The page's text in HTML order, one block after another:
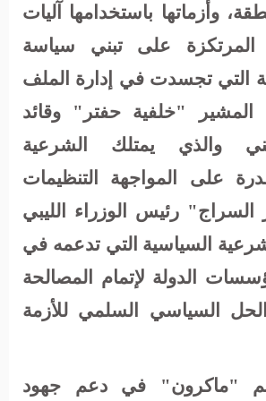
وأزماتها باستخدامها آليات
المرتكزة على تبني سياسة
التي تجسدت في إدارة الملف
المشير "خلفية حفتر" وقائد
والذي يمتلك الشرعية
على المواجهة التنظيمات
السراج" رئيس الوزراء الليبي
السياسية التي تدعمه في
الدولة لإتمام المصالحة
الحل السياسي السلمي للأزمة
"ماكرون" في دعم جهود